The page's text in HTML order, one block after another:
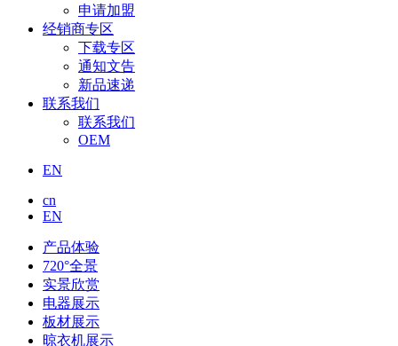
申请加盟
经销商专区
下载专区
通知文告
新品速递
联系我们
联系我们
OEM
EN
cn
EN
产品体验
720°全景
实景欣赏
电器展示
板材展示
晾衣机展示